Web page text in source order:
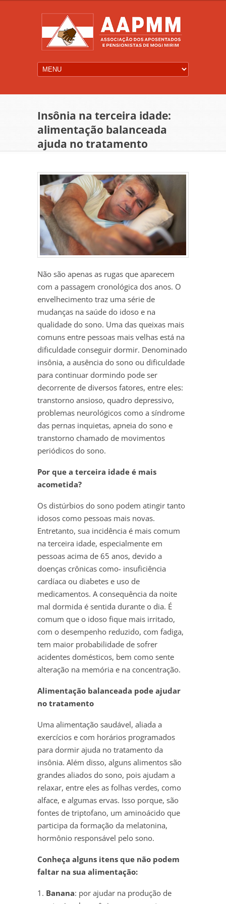
Insônia na terceira idade:
alimentação balanceada
ajuda no tratamento
Não são apenas as rugas que aparecem
com a passagem cronológica dos anos. O
envelhecimento traz uma série de
mudanças na saúde do idoso e na
qualidade do sono. Uma das queixas mais
comuns entre pessoas mais velhas está na
dificuldade conseguir dormir. Denominado
insônia, a ausência do sono ou dificuldade
para continuar dormindo pode ser
decorrente de diversos fatores, entre eles:
transtorno ansioso, quadro depressivo,
problemas neurológicos como a síndrome
das pernas inquietas, apneia do sono e
transtorno chamado de movimentos
periódicos do sono.
Por que a terceira idade é mais
acometida?
Os distúrbios do sono podem atingir tanto
idosos como pessoas mais novas.
Entretanto, sua incidência é mais comum
na terceira idade, especialmente em
pessoas acima de 65 anos, devido a
doenças crônicas como- insuficiência
cardíaca ou diabetes e uso de
medicamentos. A consequência da noite
mal dormida é sentida durante o dia. É
comum que o idoso fique mais irritado,
com o desempenho reduzido, com fadiga,
tem maior probabilidade de sofrer
acidentes domésticos, bem como sente
alteração na memória e na concentração.
Alimentação balanceada pode ajudar
no tratamento
Uma alimentação saudável, aliada a
exercícios e com horários programados
para dormir ajuda no tratamento da
insônia. Além disso, alguns alimentos são
grandes aliados do sono, pois ajudam a
relaxar, entre eles as folhas verdes, como
alface, e algumas ervas. Isso porque, são
fontes de triptofano, um aminoácido que
participa da formação da melatonina,
hormônio responsável pelo sono.
Conheça alguns itens que não podem
faltar na sua alimentação:
1. Banana: por ajudar na produção de